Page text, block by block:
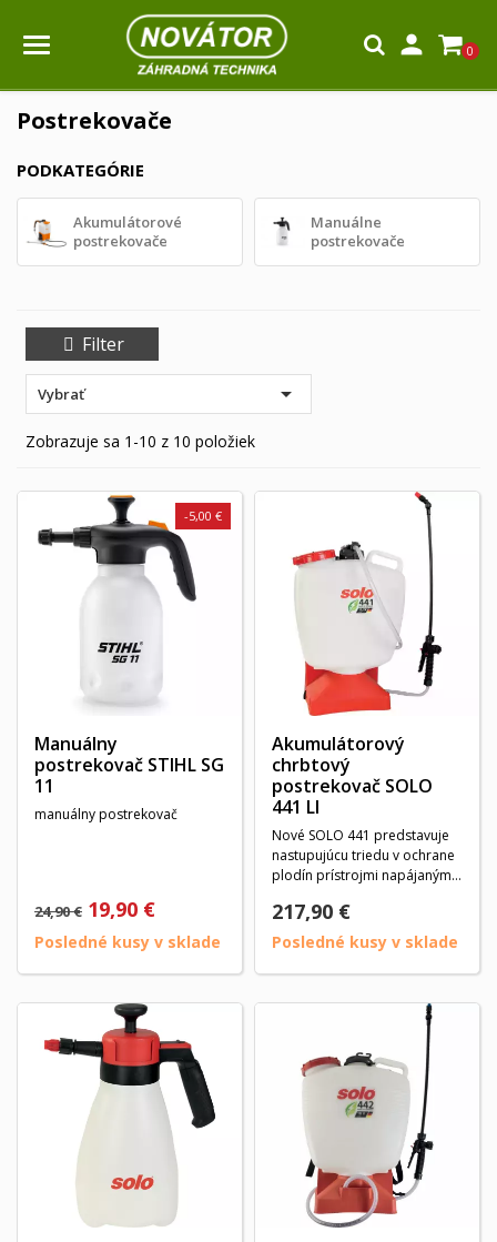
 0
Postrekovače
PODKATEGÓRIE
Akumulátorové
postrekovače
Manuálne
postrekovače
Filter
Vybrať 
Zobrazuje sa 1-10 z 10 položiek
Manuálny
postrekovač STIHL SG
11
manuálny postrekovač
24,90 €
-5,00 €
19,90 €
Posledné kusy v sklade
Akumulátorový
chrbtový
postrekovač SOLO
441 LI
Nové SOLO 441 predstavuje
nastupujúcu triedu v ochrane
plodín prístrojmi napájanými
217,90 €
Posledné kusy v sklade